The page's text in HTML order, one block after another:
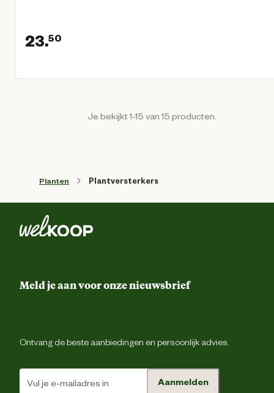
23.50
Huidige prijs € 23,50
Je bekijkt 1-15 van 15 producten.
Planten Plantversterkers
Meld je aan voor onze nieuwsbrief
Ontvang de beste aanbiedingen en persoonlijk advies.
Aanmelden